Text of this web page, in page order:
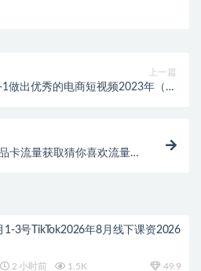
上一篇
做出优秀的电商短视频2023年（价
卡流量获取猜你喜欢流量
1-3号TikTok2026年8月线下课资2026
2 小时前 1.5K 49.9